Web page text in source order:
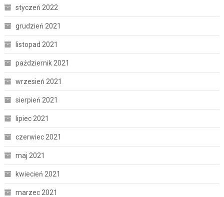
styczeń 2022
grudzień 2021
listopad 2021
październik 2021
wrzesień 2021
sierpień 2021
lipiec 2021
czerwiec 2021
maj 2021
kwiecień 2021
marzec 2021